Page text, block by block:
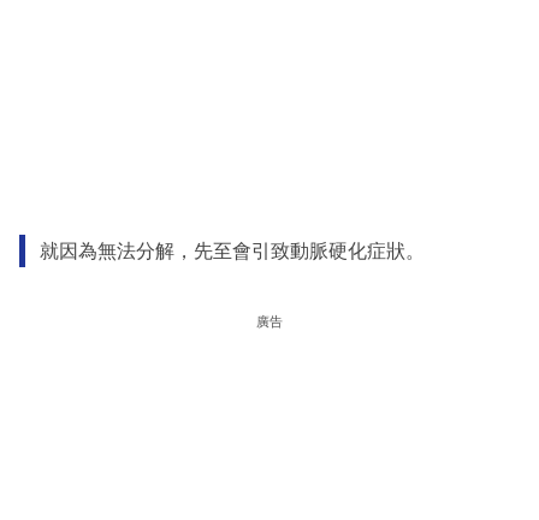
就因為無法分解，先至會引致動脈硬化症狀。
廣告